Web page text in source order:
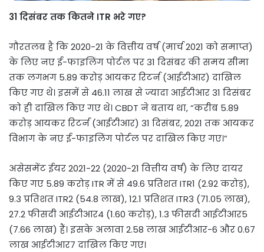
31 दिसंबर तक कितने ITR भरे गए?
गौरतलब है कि 2020-21 के वित्तीय वर्ष (मार्च 2021 को समाप्त)
के लिए नए ई-फाइलिंग पोर्टल पर 31 दिसंबर की समय सीमा
तक लगभग 5.89 करोड़ आयकर रिटर्न (आईटीआर) दाखिल
किए गए थे। इसमें से 46.11 लाख से ज्यादा आईटीआर 31 दिसंबर
को ही दाखिल किए गए थे। CBDT ने बताय था, “करीब 5.89
करोड़ आयकर रिटर्न (आईटीआर) 31 दिसंबर, 2021 तक आयकर
विभाग के नए ई-फाइलिंग पोर्टल पर दाखिल किए गए।”
असेसमेंट ईयर 2021-22 (2020-21 वित्तीय वर्ष) के लिए दायर
किए गए 5.89 करोड़ ITR में से 49.6 प्रतिशत ITR1 (2.92 करोड़),
9.3 प्रतिशत ITR2 (54.8 लाख), 12.1 प्रतिशत ITR3 (71.05 लाख),
27.2 फीसदी आईटीआर4 (1.60 करोड़), 1.3 फीसदी आईटीआर5
(7.66 लाख) हैं। इसके अलावा 2.58 लाख आईटीआर-6 और 0.67
लाख आईटीआर7 दाखिल किए गए।